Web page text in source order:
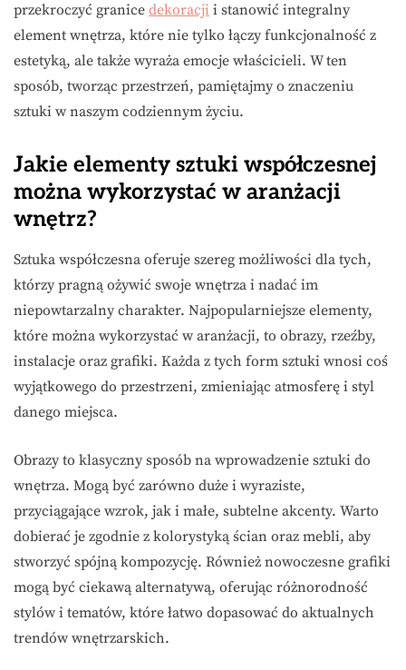
przekroczyć granice dekoracji i stanowić integralny
element wnętrza, które nie tylko łączy funkcjonalność z
estetyką, ale także wyraża emocje właścicieli. W ten
sposób, tworząc przestrzeń, pamiętajmy o znaczeniu
sztuki w naszym codziennym życiu.
Jakie elementy sztuki współczesnej
można wykorzystać w aranżacji
wnętrz?
Sztuka współczesna oferuje szereg możliwości dla tych,
którzy pragną ożywić swoje wnętrza i nadać im
niepowtarzalny charakter. Najpopularniejsze elementy,
które można wykorzystać w aranżacji, to obrazy, rzeźby,
instalacje oraz grafiki. Każda z tych form sztuki wnosi coś
wyjątkowego do przestrzeni, zmieniając atmosferę i styl
danego miejsca.
Obrazy to klasyczny sposób na wprowadzenie sztuki do
wnętrza. Mogą być zarówno duże i wyraziste,
przyciągające wzrok, jak i małe, subtelne akcenty. Warto
dobierać je zgodnie z kolorystyką ścian oraz mebli, aby
stworzyć spójną kompozycję. Również nowoczesne grafiki
mogą być ciekawą alternatywą, oferując różnorodność
stylów i tematów, które łatwo dopasować do aktualnych
trendów wnętrzarskich.